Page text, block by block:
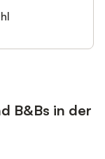
B&Bs in der